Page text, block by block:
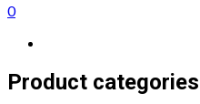
0
Product categories